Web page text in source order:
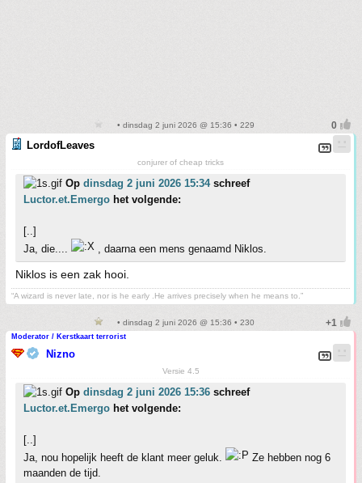
• dinsdag 2 juni 2026 @ 15:36 • 229
LordofLeaves
conjurer of cheap tricks
Op dinsdag 2 juni 2026 15:34schreef
Luctor.et.Emergo het volgende:
[..]
Ja, die....
, daarna een mens genaamd Niklos.
Niklos is een zak hooi.
“A wizard is never late, nor is he early .He arrives precisely when he means to.”
• dinsdag 2 juni 2026 @ 15:36 • 230
Moderator / Kerstkaart terrorist
Nizno
Versie 4.5
Op dinsdag 2 juni 2026 15:36 schreef
Luctor.et.Emergo het volgende:
[..]
Ja, nou hopelijk heeft de klant meer geluk.
Ze hebben nog 6
maanden de tijd.